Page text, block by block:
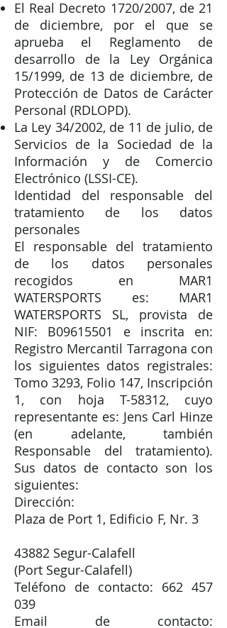
El Real Decreto 1720/2007, de 21
de diciembre, por el que se
aprueba el Reglamento de
desarrollo de la Ley Orgánica
15/1999, de 13 de diciembre, de
Protección de Datos de Carácter
Personal (RDLOPD).
La Ley 34/2002, de 11 de julio, de
Servicios de la Sociedad de la
Información y de Comercio
Electrónico (LSSI-CE).
Identidad del responsable del
tratamiento de los datos
personales
El responsable del tratamiento
de los datos personales
recogidos en MAR1
WATERSPORTS es: MAR1
WATERSPORTS SL, provista de
NIF: B09615501 e inscrita en:
Registro Mercantil Tarragona con
los siguientes datos registrales:
Tomo 3293, Folio 147, Inscripción
1, con hoja T-58312, cuyo
representante es: Jens Carl Hinze
(en adelante, también
Responsable del tratamiento).
Sus datos de contacto son los
siguientes:
Dirección:
Plaza de Port 1, Edificio F, Nr. 3
43882 Segur-Calafell
(Port Segur-Calafell)
Teléfono de contacto: 662 457
039
Email de contacto: